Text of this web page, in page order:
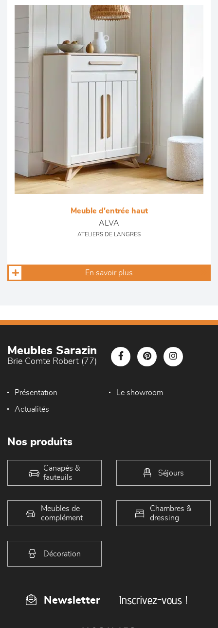
Meuble d'entrée haut
ALVA
ATELIERS DE LANGRES
En savoir plus
Meubles Sarazin
Brie Comte Robert (77)
Présentation Le showroom
Actualités
Nos produits
Canapés &
fauteuils
Séjours
Meubles de
complément
Chambres &
dressing
Décoration
Newsletter Inscrivez-vous !